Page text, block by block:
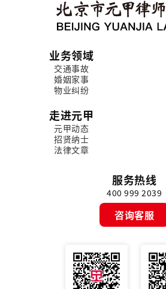
业务领域
交通事故
婚姻家事
物业纠纷
走进元甲
元甲动态
招贤纳士
法律文章
服务热线
400 999 2039
咨询客服